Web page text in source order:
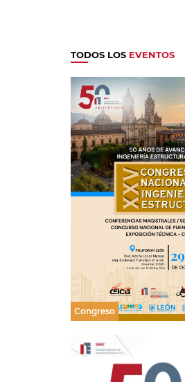
TODOS LOS EVENTOS
Congreso